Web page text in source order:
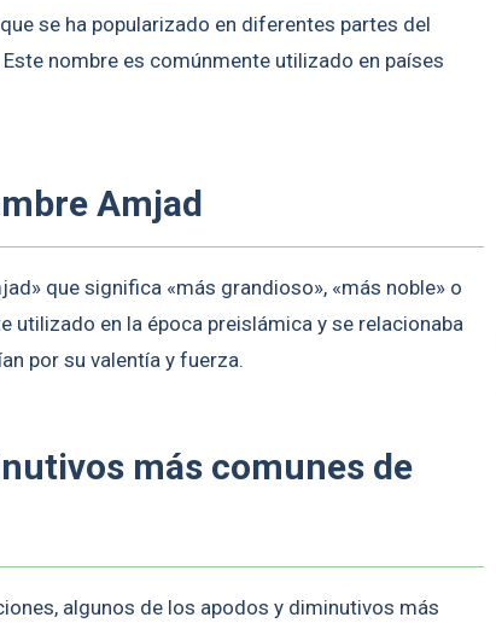
se ha popularizado en diferentes partes del
nombre es comúnmente utilizado en países
Amjad
que significa «más grandioso», «más noble» o
utilizado en la época preislámica y se relacionaba
por su valentía y fuerza.
más comunes de
algunos de los apodos y diminutivos más